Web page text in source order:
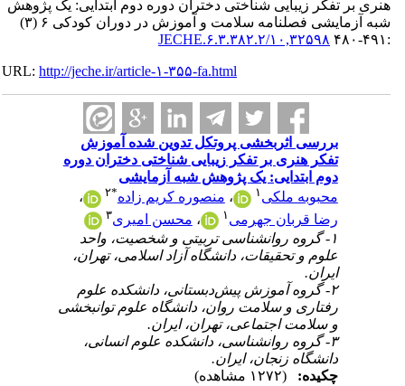
هنری بر تفکر زیبایی شناختی دختران دوره دوم ابتدایی: یک پژوهش
شبه آزمایشی فصلنامه سلامت و آموزش در دوران کودکی ۶ (۳)
۱۰,۳۲۵۹۸/JECHE.۶.۳.۳۸۲.۲
URL:http://jeche.ir/article-۱-۳۵۵-fa.html
بررسی اثربخشی پروتکل تدوین شده آموزش
تفکر هنری بر تفکر زیبایی شناختی دختران دوره
دوم ابتدایی: یک پژوهش شبه آزمایشی
محبوبه ملکی
،منصوره کریم زاده* ۲
،
رضا قربان جهرمی
،محسن امیری
۱- گروه روانشناسی تربیتی و شخصیت، واحد
علوم و تحقیقات، دانشگاه آزاد اسلامی، تهران،
ایران.
۲- گروه آموزش پیش‌دبستانی، دانشکده علوم
رفتاری و سلامت روان، دانشگاه علوم توانبخشی
و سلامت اجتماعی، تهران، ایران.
۳- گروه روانشناسی، دانشکده علوم انسانی،
دانشگاه زنجان، ایران.
چکیده: